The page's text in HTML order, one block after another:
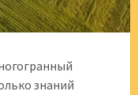
знаний